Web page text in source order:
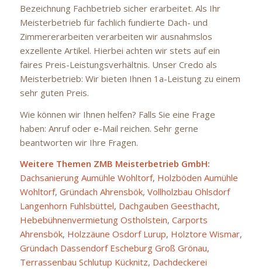
Bezeichnung Fachbetrieb sicher erarbeitet. Als Ihr
Meisterbetrieb für fachlich fundierte Dach- und
Zimmererarbeiten verarbeiten wir ausnahmslos
exzellente Artikel. Hierbei achten wir stets auf ein
faires Preis-Leistungsverhältnis. Unser Credo als
Meisterbetrieb: Wir bieten Ihnen 1a-Leistung zu einem
sehr guten Preis.
Wie können wir Ihnen helfen? Falls Sie eine Frage
haben: Anruf oder e-Mail reichen. Sehr gerne
beantworten wir Ihre Fragen.
Weitere Themen ZMB Meisterbetrieb GmbH:
Dachsanierung Aumühle Wohltorf, Holzböden Aumühle
Wohltorf, Gründach Ahrensbök, Vollholzbau Ohlsdorf
Langenhorn Fuhlsbüttel, Dachgauben Geesthacht,
Hebebühnenvermietung Ostholstein, Carports
Ahrensbök, Holzzäune Osdorf Lurup, Holztore Wismar,
Gründach Dassendorf Escheburg Groß Grönau,
Terrassenbau Schlutup Kücknitz, Dachdeckerei